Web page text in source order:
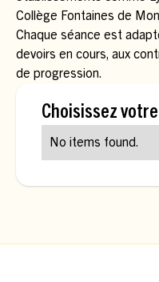
Collège Fontaines de
Chaque séance est
devoirs en cours, aux
de progression.
Choisissez
No items found.